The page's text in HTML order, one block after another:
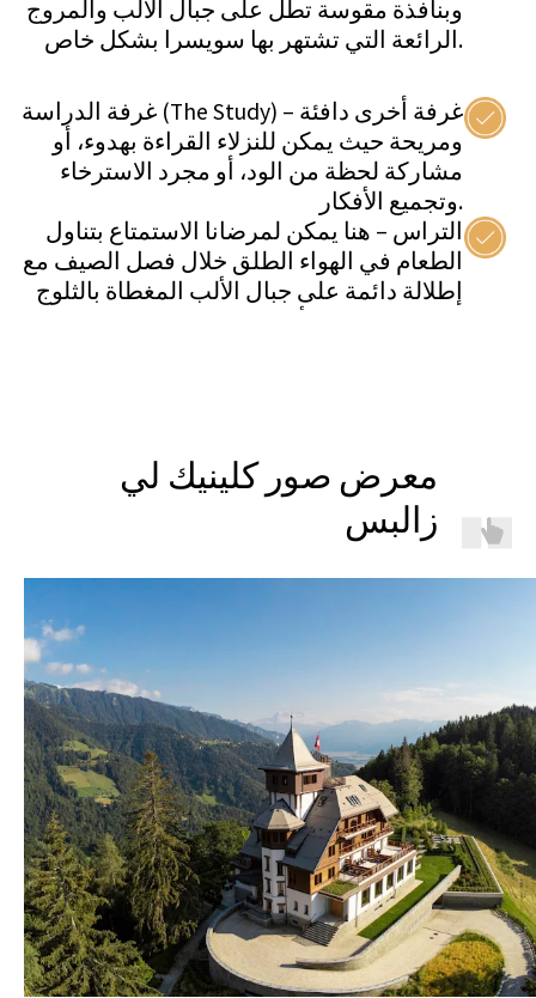
معرض صور كلينيك لي
زالبس